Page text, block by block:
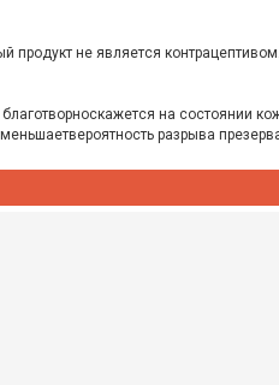
продукт не является контрацептивом.
на состоянии
разрыва